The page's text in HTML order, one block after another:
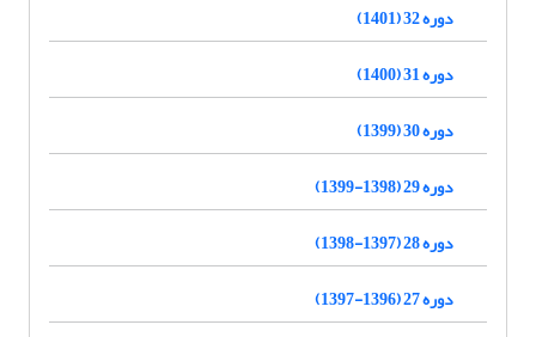
دوره 32 (1401)
دوره 31 (1400)
دوره 30 (1399)
دوره 29 (1398-1399)
دوره 28 (1397-1398)
دوره 27 (1396-1397)